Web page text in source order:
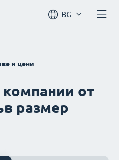
BG
и цени
компании от
размер